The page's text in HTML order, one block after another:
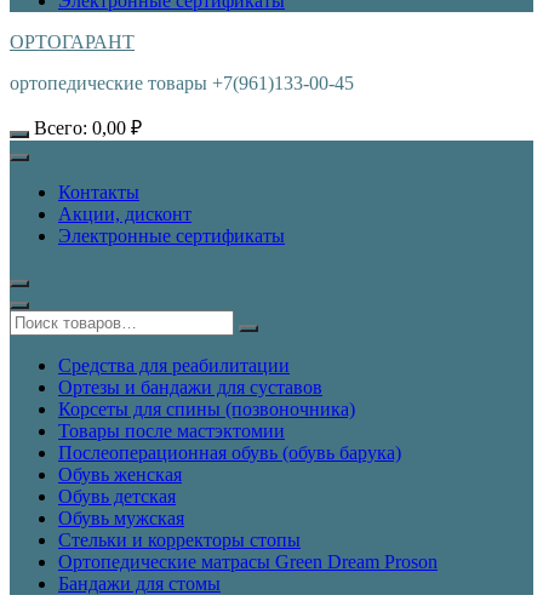
ОРТОГАРАНТ
ортопедические товары +7(961)133-00-45
Всего: 0,00 ₽
Контакты
Акции, дисконт
Электронные сертификаты
Средства для реабилитации
Ортезы и бандажи для суставов
Корсеты для спины (позвоночника)
Товары после мастэктомии
Послеоперационная обувь (обувь барука)
Обувь женская
Обувь детская
Обувь мужская
Стельки и корректоры стопы
Ортопедические матрасы Green Dream Proson
Бандажи для стомы